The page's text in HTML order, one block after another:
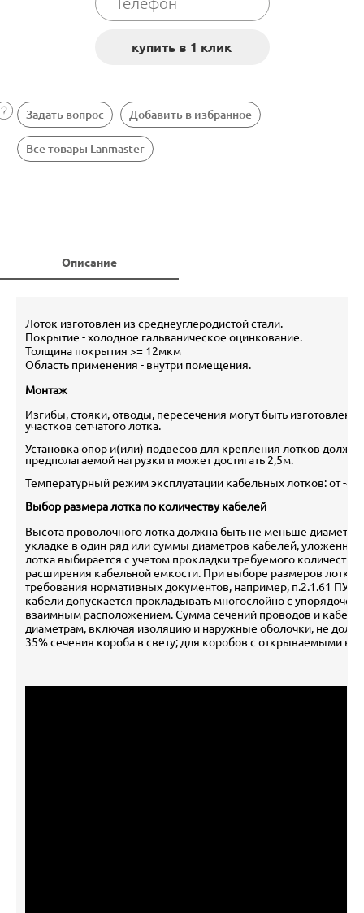
Задать вопрос Добавить в избранное
Все товары Lanmaster
Описание
Лоток изготовлен из среднеуглеродистой стали.
Покрытие - холодное гальваническое оцинкование.
Толщина покрытия >= 12мкм
Область применения - внутри помещения.
Монтаж
Изгибы, стояки, отводы, пересечения могут быть
участков сетчатого лотка.
Установка опор и(или) подвесов для крепления лотков
предполагаемой нагрузки и может достигать 2,5м.
Температурный режим эксплуатации кабельных лотков: от -
Выбор размера лотка по количеству кабелей
Высота проволочного лотка должна быть не меньше диаметра
укладке в один ряд или суммы диаметров кабелей,
лотка выбирается с учетом прокладки требуемого количества
расширения кабельной емкости. При выборе размеров лотка
требования нормативных документов, например, п.2.1.61 ПУЭ
кабели допускается прокладывать многослойно с
взаимным расположением. Сумма сечений проводов и
диаметрам, включая изоляцию и наружные оболочки, не
35% сечения короба в свету; для коробов с открываемыми